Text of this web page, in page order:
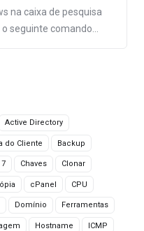
Active Directory
do Cliente Backup
7 Chaves Clonar
cPanel CPU
Domínio Ferramentas
Hostname ICMP
na caixa de pesquisa
seguinte comando...